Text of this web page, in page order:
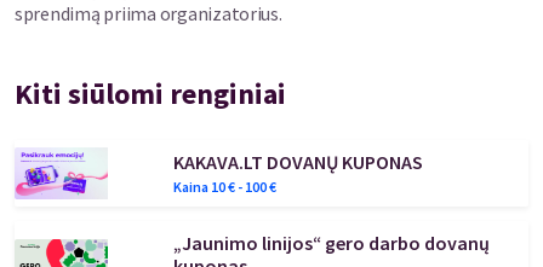
Artimas, kamerinis buvimas su muzika ir vaizdu, papildytas
2–4 asmenims
Kamerinis seansas
kolegoms, bendraminčiams, norintiems dalintis bendru
išgyvenimu.
Bendras išgyvenimas platesnei auditorijai, išlaikant
susitelkimą, tylą ir erdvės pojūtį.
sprendimą priima organizatorius.
Kiti siūlomi renginiai
KAKAVA.LT DOVANŲ KUPONAS
Kaina 10€ - 100€
„Jaunimo linijos“ gero darbo dovanų